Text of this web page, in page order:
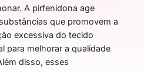
A pirfenidona age
que promovem a
excessiva do tecido
para melhorar a qualidade
disso, esses